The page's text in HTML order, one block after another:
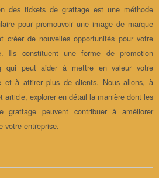
des tickets de grattage est une méthode
pour promouvoir une image de marque
créer de nouvelles opportunités pour votre
Ils constituent une forme de promotion
qui peut aider à mettre en valeur votre
et à attirer plus de clients. Nous allons, à
article, explorer en détail la manière dont les
grattage peuvent contribuer à améliorer
votre entreprise.